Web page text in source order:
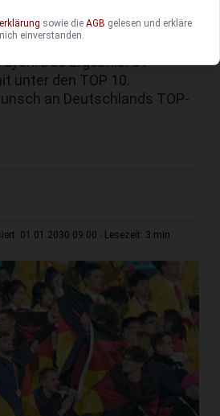
in 39 Disziplinen gegen die
Konkurrenz bei den
Das Ergebnis: 31
unter den TOP 10.
an Deutschlands TOP-
01.01.2030 09:00 Lesezeit: 3 min
sowie die AGB gelesen und erkläre
einverstanden.